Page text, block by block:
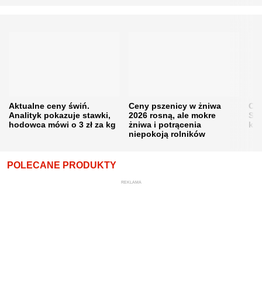
Aktualne ceny świń.
Analityk pokazuje stawki,
hodowca mówi o 3 zł za kg
Ceny pszenicy w żniwa
2026 rosną, ale mokre
żniwa i potrącenia
niepokoją rolników
POLECANE PRODUKTY
REKLAMA